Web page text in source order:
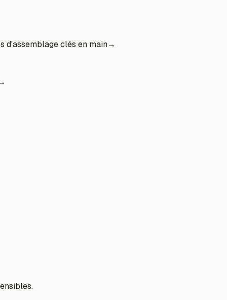
d'assemblage clés en main→